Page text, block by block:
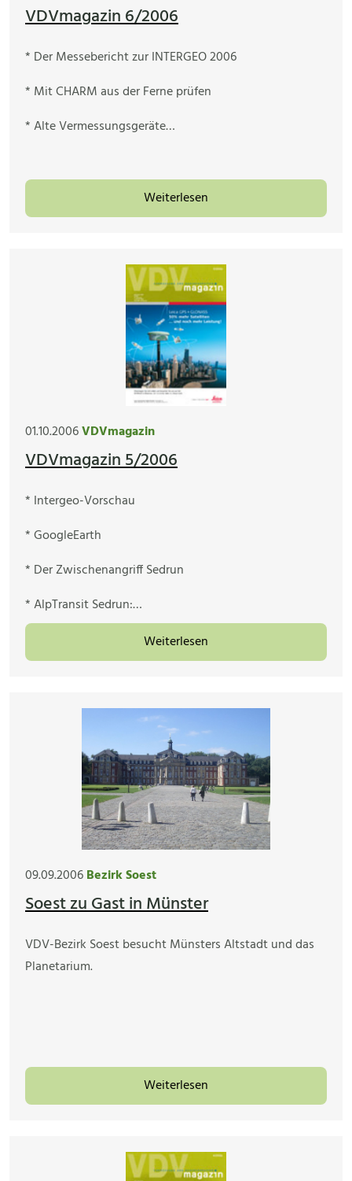
VDVmagazin 6/2006
* Der Messebericht zur INTERGEO 2006
* Mit CHARM aus der Ferne prüfen
* Alte Vermessungsgeräte…
Weiterlesen
01.10.2006VDVmagazin
VDVmagazin 5/2006
* Intergeo-Vorschau
* GoogleEarth
* Der Zwischenangriff Sedrun
* AlpTransit Sedrun:…
Weiterlesen
09.09.2006Bezirk Soest
Soest zu Gast in Münster
VDV-Bezirk Soest besucht Münsters Altstadt und das
Planetarium.
Weiterlesen